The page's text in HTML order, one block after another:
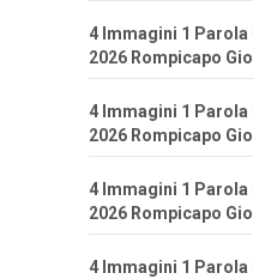
4 Immagini 1
2026 Rompicapo
4 Immagini 1
2026 Rompicapo
4 Immagini 1
2026 Rompicapo
4 Immagini 1